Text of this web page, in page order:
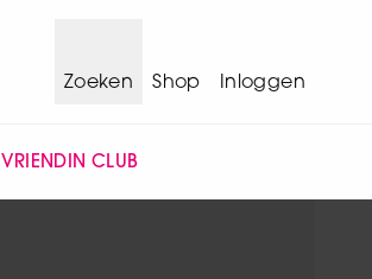
Zoeken
Shop Inloggen
VRIENDIN CLUB